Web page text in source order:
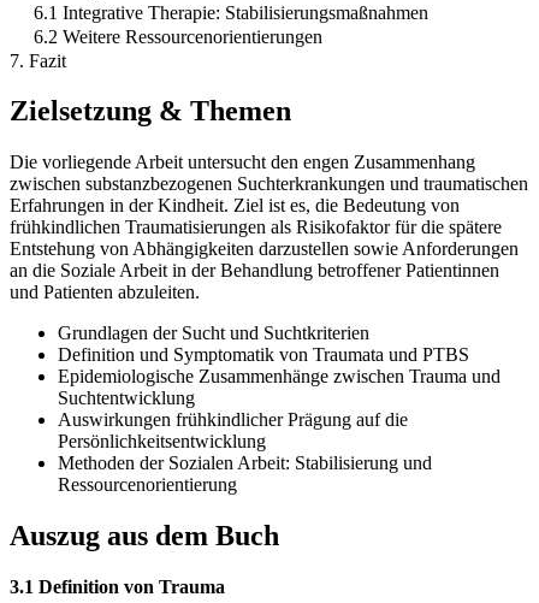
6.1 Integrative Therapie: Stabilisierungsmaßnahmen
6.2 Weitere Ressourcenorientierungen
7. Fazit
Zielsetzung & Themen
Die vorliegende Arbeit untersucht den engen Zusammenhang
zwischen substanzbezogenen Suchterkrankungen und traumatischen
Erfahrungen in der Kindheit. Ziel ist es, die Bedeutung von
frühkindlichen Traumatisierungen als Risikofaktor für die spätere
Entstehung von Abhängigkeiten darzustellen sowie Anforderungen
an die Soziale Arbeit in der Behandlung betroffener Patientinnen
und Patienten abzuleiten.
Grundlagen der Sucht und Suchtkriterien
Definition und Symptomatik von Traumata und PTBS
Epidemiologische Zusammenhänge zwischen Trauma und
Suchtentwicklung
Auswirkungen frühkindlicher Prägung auf die
Persönlichkeitsentwicklung
Methoden der Sozialen Arbeit: Stabilisierung und
Ressourcenorientierung
Auszug aus dem Buch
3.1 Definition von Trauma